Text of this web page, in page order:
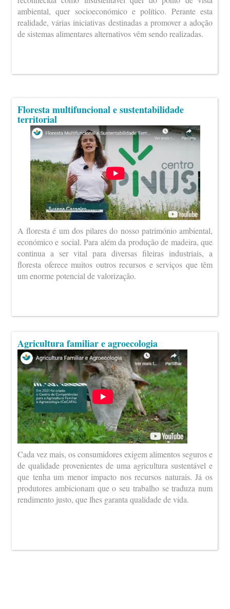
ambiental, quer socioeconómico e político. Perante esta
realidade, várias iniciativas destinadas a promover a adoção
de sistemas alimentares alternativos vêm sendo realizadas.
Floresta multifuncional e sustentabilidade
territorial
A floresta é um dos pilares do nosso património ambiental,
económico e social. Para além da produção de madeira, que
continua a ser vital para diversas fileiras industriais, a
floresta oferece muitos outros recursos e serviços que têm
um enorme potencial de valorização.
Agricultura familiar e agroecologia
Cada vez mais, os consumidores exigem alimentos seguros e
de qualidade provenientes de uma agricultura sustentável e
que tenha um menor impacto nos recursos naturais. Já os
produtores ambicionam que o seu trabalho se traduza num
rendimento justo, que lhes garanta qualidade de vida.